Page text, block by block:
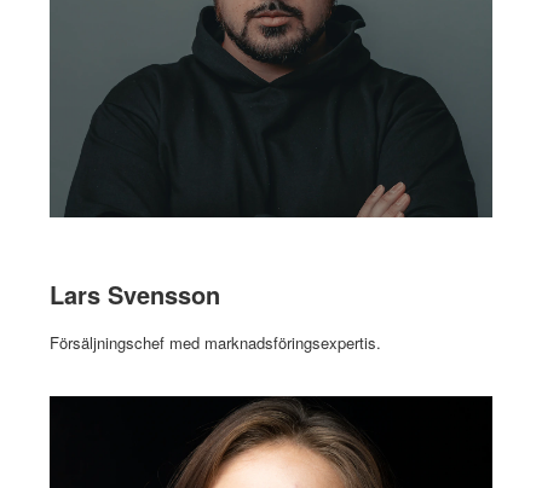
Lars Svensson
Försäljningschef med marknadsföringsexpertis.